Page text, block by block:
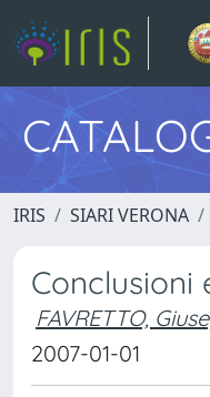
IRIS SIARI VERONA
Conclusioni
FAVRETTO,
2007-01-01